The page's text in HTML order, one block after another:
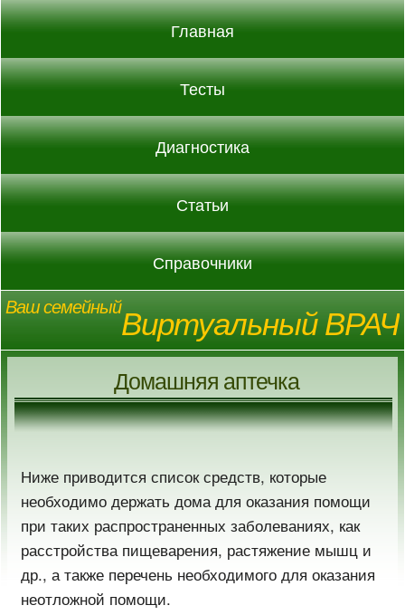
Главная
Тесты
Диагностика
Статьи
Справочники
Ваш семейныйВиртуальный ВРАЧ
Домашняя аптечка
Ниже приводится список средств, которые
необходимо держать дома для оказания помощи
при таких распространенных заболеваниях, как
расстройства пищеварения, растяжение мышц и
др., а также перечень необходимого для оказания
неотложной помощи.